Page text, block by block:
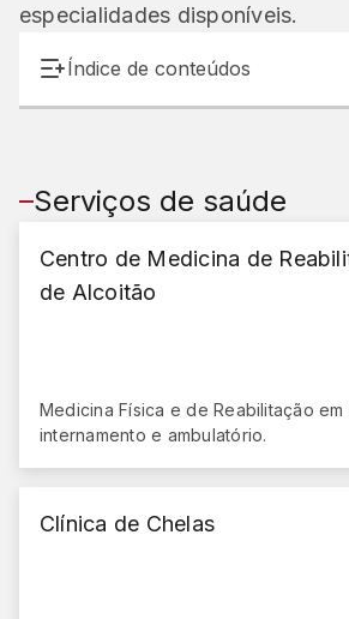
especialidades disponíveis.
Índice de conteúdos
Serviços de saúde
Centro de Medicina de
de Alcoitão
Medicina Física e de Reabilitação
internamento e ambulatório.
Clínica de Chelas